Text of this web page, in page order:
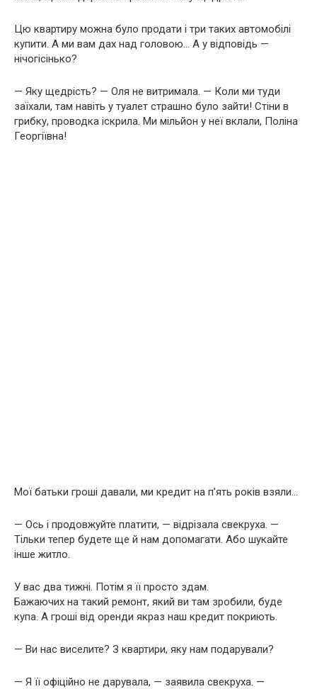
Цю квартиру можна було продати і три таких автомобілі
купити. А ми вам дах над головою… А у відповідь —
нічогісінько?
— Яку щедрість? — Оля не витримала. — Коли ми туди
заїхали, там навіть у туалет страшно було зайти! Стіни в
грибку, проводка іскрила. Ми мільйон у неї вклали, Поліна
Георгіївна!
Мої батьки гроші давали, ми кредит на п’ять років взяли…
— Ось і продовжуйте платити, — відрізала свекруха. —
Тільки тепер будете ще й нам допомагати. Або шукайте
інше житло.
У вас два тижні. Потім я її просто здам.
Бажаючих на такий ремонт, який ви там зробили, буде
купа. А гроші від оренди якраз наш кредит покриють.
— Ви нас виселите? З квартири, яку нам подарували?
— Я її офіційно не дарувала, — заявила свекруха. —